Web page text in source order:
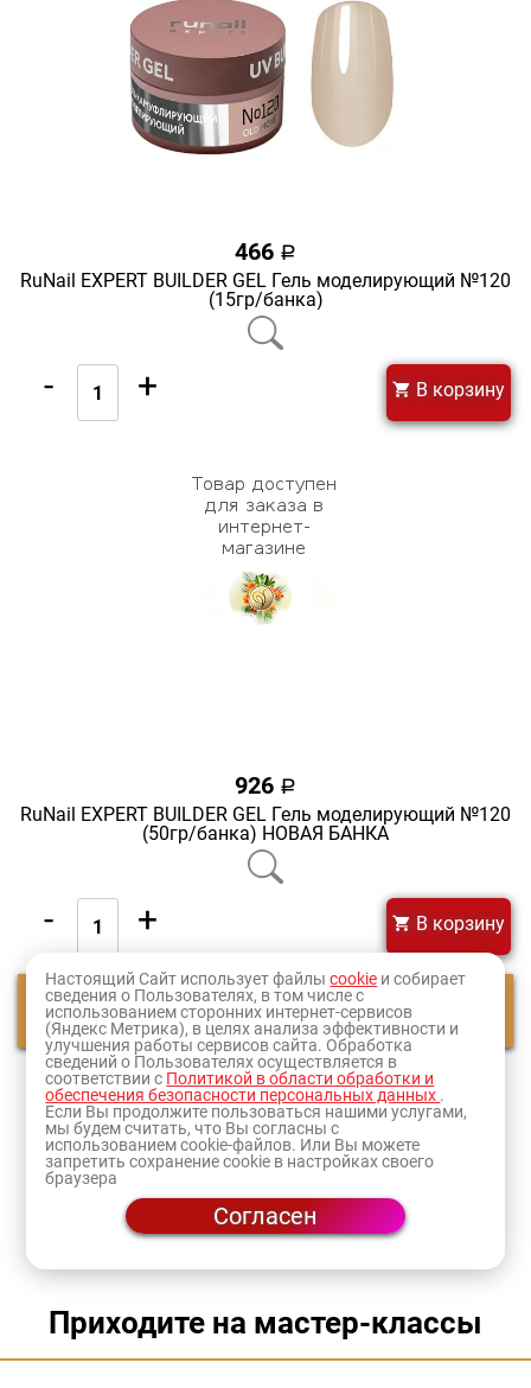
466 a
RuNail EXPERT BUILDER GEL Гель моделирующий №120
(15гр/банка)
- + В корзину
926 a
RuNail EXPERT BUILDER GEL Гель моделирующий №120
(50гр/банка) НОВАЯ БАНКА
- + В корзину
Смотреть еще
1 2 3 4 5
Оформите заказ и товар доставят в ближайший к
ваммагазинили по адресу.
Приходите на мастер-классы
Настоящий Сайт использует файлыcookie и собирает
сведения о Пользователях, в том числе с
использованием сторонних интернет-сервисов
(Яндекс Метрика), в целях анализа эффективности и
улучшения работы сервисов сайта. Обработка
сведений о Пользователях осуществляется в
соответствии с Политикой в области обработки и
обеспечения безопасности персональных данных .
Если Вы продолжите пользоваться нашими услугами,
мы будем считать, что Вы согласны с
использованием cookie-файлов. Или Вы можете
запретить сохранение cookie в настройках своего
браузера
Согласен